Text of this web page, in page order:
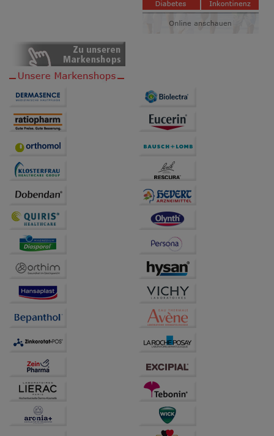
Bitte beachten Sie, dass Daten hierfür teilweise an
Dritte wie z.B. Google oder soziale Medien